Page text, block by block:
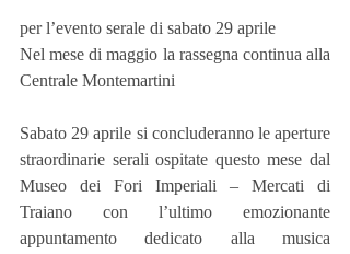
per l’evento serale di sabato 29 aprile
Nel mese di maggio la rassegna continua alla
Centrale Montemartini
Sabato 29 aprile si concluderanno le aperture
straordinarie serali ospitate questo mese dal
Museo dei Fori Imperiali – Mercati di
Traiano con l’ultimo emozionante
appuntamento dedicato alla musica